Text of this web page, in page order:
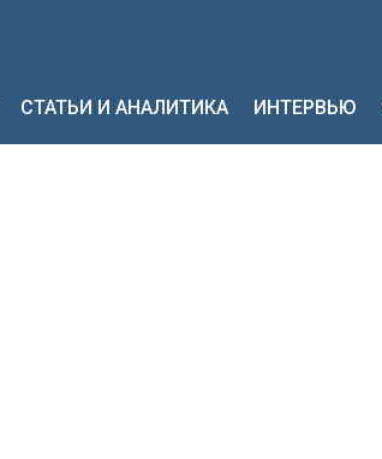
СТАТЬИ И АНАЛИТИКА ИНТЕРВЬЮ